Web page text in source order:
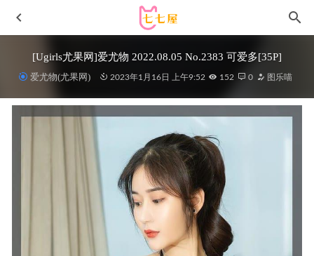
[Ugirls尤果网]爱尤物 2022.08.05 No.2383 可爱多[35P]
爱尤物(尤果网) 2023年1月16日 上午9:52 152 0 图乐喵
[Xiuren秀人网]2023.06.14 NO.6912 张思允Nice[75+1P／
[微密圈]女刺客 –奔驰车内的红色情趣[31P-123M]